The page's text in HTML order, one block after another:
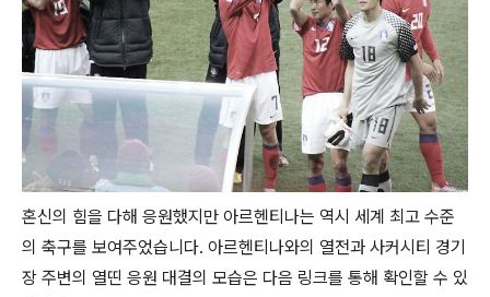
혼신의 힘을 다해 응원했지만 아르헨티나는 역시 세계 최고 수준
의 축구를 보여주었습니다. 아르헨티나와의 열전과 사커시티 경기
장 주변의 열띤 응원 대결의 모습은 다음 링크를 통해 확인할 수 있